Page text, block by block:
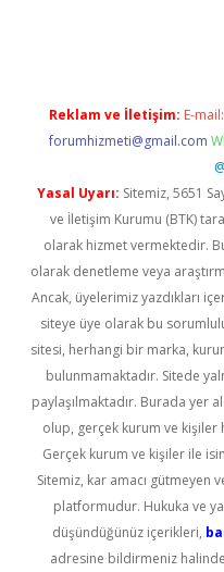
Reklam ve İletişim: E-mail:
forumhizmeti@gmail.com
Yasal Uyarı: Sitemiz, 5651
ve İletişim Kurumu (BTK)
olarak hizmet vermektedir.
olarak denetleme veya
Ancak, üyelerimiz yazdıkları
siteye üye olarak bu
sitesi, herhangi bir marka,
bulunmamaktadır. Sitede
paylaşılmaktadır. Burada yer
olup, gerçek kurum ve kişiler
Gerçek kurum ve kişiler ile
Sitemiz, kar amacı gütmeyen
platformudur. Hukuka ve
düşündüğünüz içerikleri,
adresine bildirmeniz